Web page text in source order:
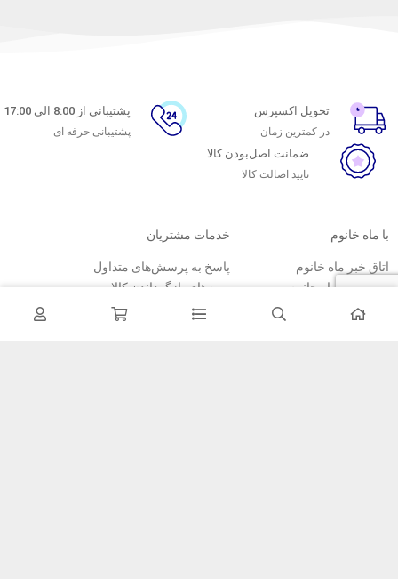
تحویل اکسپرس
در کمترین زمان
پشتیبانی از 8:00 الی 17:00
پشتیبانی حرفه ای
ضمانت اصل‌بودن کالا
تایید اصالت کالا
با ماه خانوم
اتاق خبر ماه خانوم
فروش در ماه خانوم
همکاری با سازمان‌ها
خدمات مشتریان
پاسخ به پرسش‌های متداول
رویه‌های بازگرداندن کالا
شرایط استفاده